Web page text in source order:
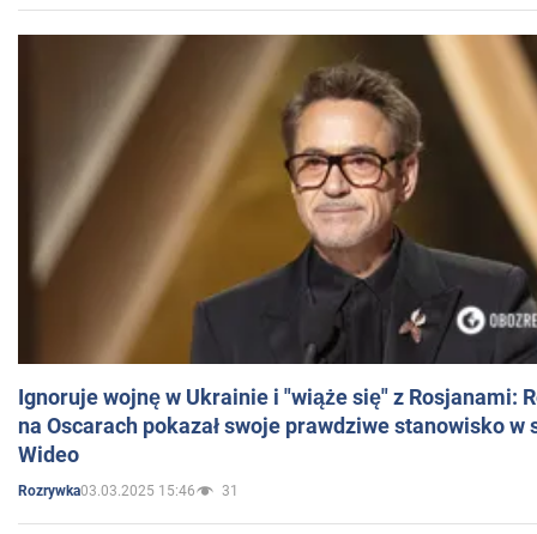
Ignoruje wojnę w Ukrainie i "wiąże się" z Rosjanami:
na Oscarach pokazał swoje prawdziwe stanowisko w
Wideo
Rozrywka03.03.2025 15:46 31